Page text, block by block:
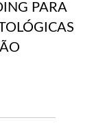
PARA